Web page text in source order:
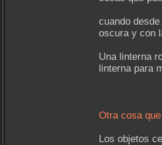
cuando
oscura y con
Una linterna
linterna para
Otra cosa
Los objetos